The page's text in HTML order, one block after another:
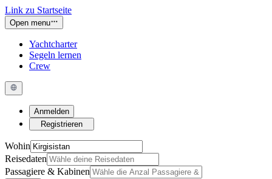
Link zu Startseite
Open menu
Yachtcharter
Segeln lernen
Crew
Anmelden
Registrieren
Wohin
Reisedaten
Passagiere & Kabinen